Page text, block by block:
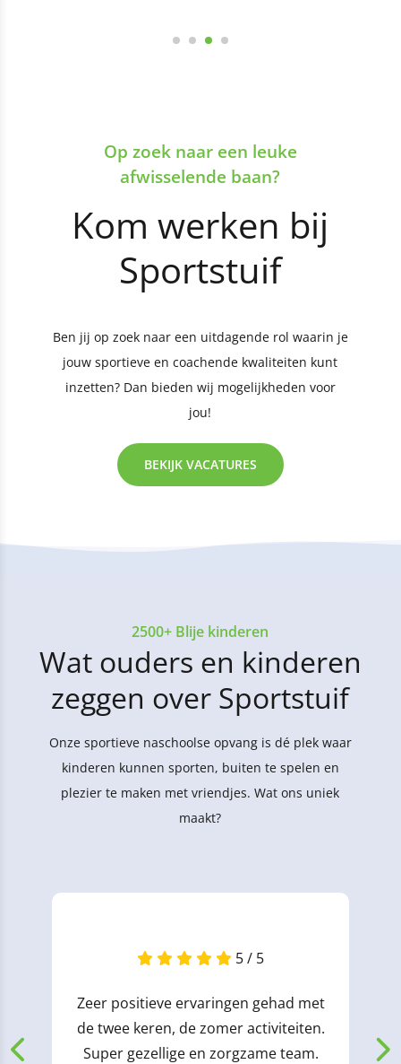
Op zoek naar een leuke
afwisselende baan?
Kom werken bij
Sportstuif
Ben jij op zoek naar een uitdagende rol waarin je
jouw sportieve en coachende kwaliteiten kunt
inzetten? Dan bieden wij mogelijkheden voor
jou!
BEKIJK VACATURES
2500+ Blije kinderen
Wat ouders en kinderen
zeggen over Sportstuif
Onze sportieve naschoolse opvang is dé plek waar
kinderen kunnen sporten, buiten te spelen en
plezier te maken met vriendjes. Wat ons uniek
maakt?
5 / 5
Zeer positieve ervaringen gehad met
de twee keren, de zomer activiteiten.
Super gezellige en zorgzame team.